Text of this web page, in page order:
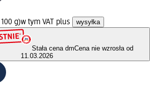
g)w tym VAT plus wysyłka
Stała cena dmCena nie wzrosła od
11.03.2026